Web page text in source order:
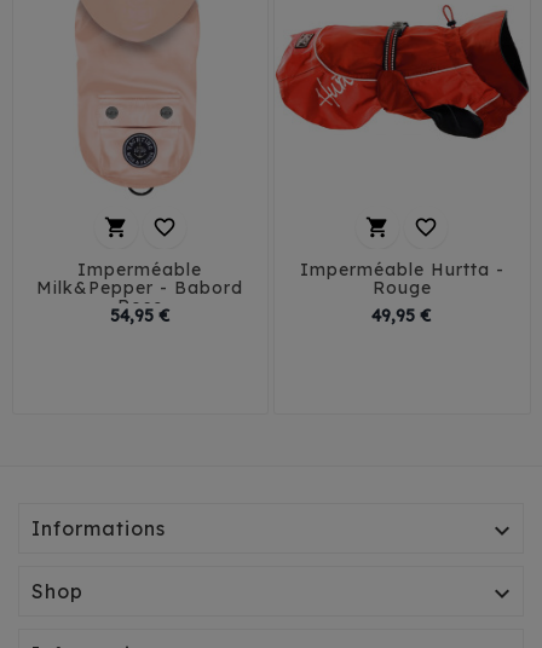
 
Imperméable
Milk&Pepper - Babord
Rose
54,95 €Prix
 
Imperméable Hurtta -
Rouge
49,95 €
Informations 
Shop 